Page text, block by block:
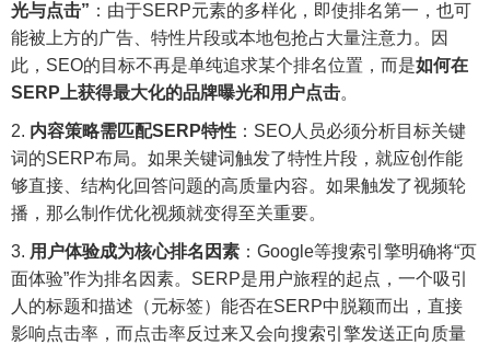
光与点击” ：由于SERP元素的多样化，即使排名第一，也可
能被上方的广告、特性片段或本地包抢占大量注意力。因
此，SEO的目标不再是单纯追求某个排名位置，而是如何在
SERP上获得最大化的品牌曝光和用户点击。
内容策略需匹配SERP特性 ：SEO人员必须分析目标关键
词的SERP布局。如果关键词触发了特性片段，就应创作能
够直接、结构化回答问题的高质量内容。如果触发了视频轮
播，那么制作优化视频就变得至关重要。
用户体验成为核心排名因素 ：Google等搜索引擎明确将“页
面体验”作为排名因素。SERP是用户旅程的起点，一个吸引
人的标题和描述（元标签）能否在SERP中脱颖而出，直接
影响点击率，而点击率反过来又会向搜索引擎发送正向质量